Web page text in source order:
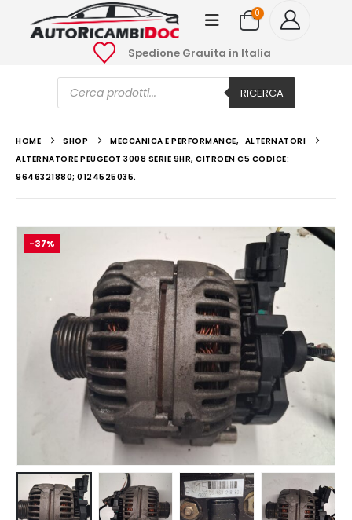
0
Spedione Grauita in Italia
Ricerca
prodotti RICERCA
HOME SHOP MECCANICA E PERFORMANCE, ALTERNATORI
ALTERNATORE PEUGEOT 3008 SERIE 9HR, CITROEN C5 CODICE:
9646321880; 0124525035.
-37%